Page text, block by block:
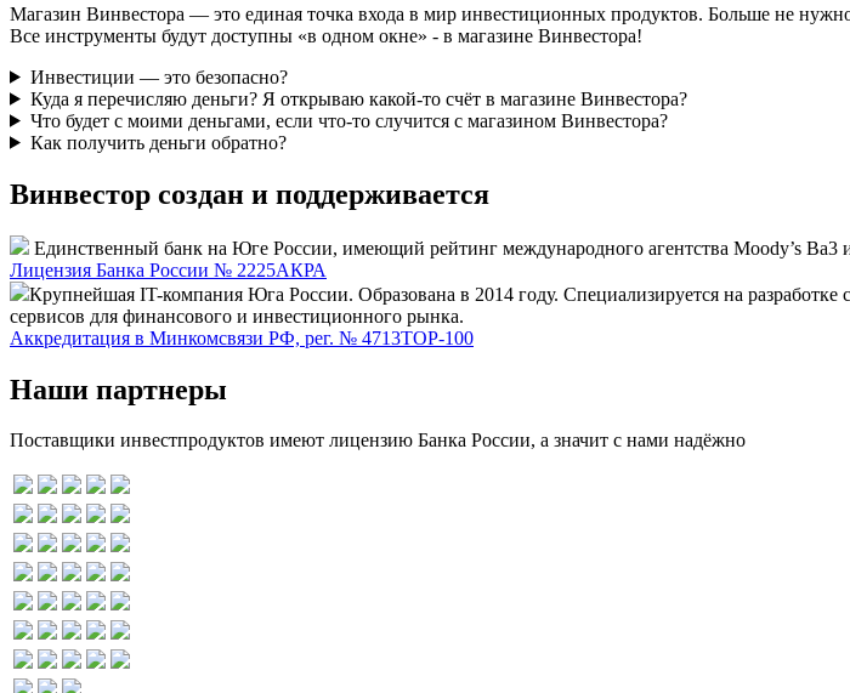
Магазин Винвестора — это единая точка входа в мир инвестиционных продуктов. Больше не
Все инструменты будут доступны «в одном окне» - в магазине Винвестора!
Инвестиции — это безопасно?
Куда я перечисляю деньги? Я открываю какой-то счёт в магазине Винвестора?
Что будет с моими деньгами, если что-то случится с магазином Винвестора?
Как получить деньги обратно?
Винвестор создан и поддерживается
Единственный банк на Юге России, имеющий рейтинг международного агентства Moody’s
Лицензия Банка России № 2225АКРА
Крупнейшая IT-компания Юга России. Образована в 2014 году. Специализируется на
сервисов для финансового и инвестиционного рынка.
Аккредитация в Минкомсвязи РФ, рег. № 4713TOP-100
Наши партнеры
Поставщики инвестпродуктов имеют лицензию Банка России, а значит с нами надёжно